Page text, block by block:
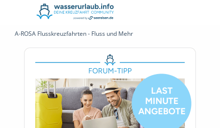
A-ROSA Flusskreuzfahrten - Fluss und Mehr